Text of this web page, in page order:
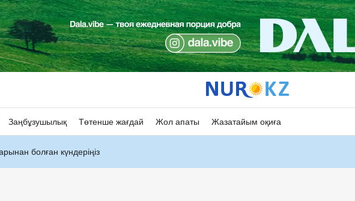
Заңбұзушылық Төтенше жағдай Жол апаты Жазатайым оқиға
болған күндеріңіз